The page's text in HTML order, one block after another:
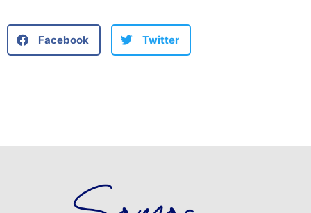
Facebook Twitter